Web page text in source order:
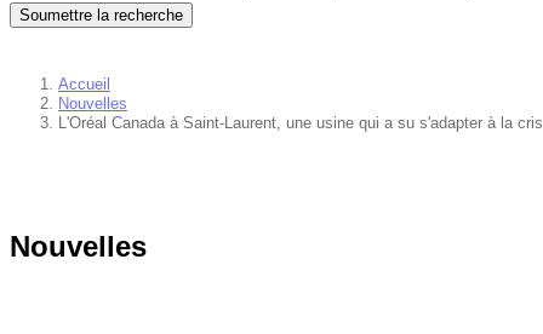
Soumettre la recherche
Accueil
Nouvelles
L'Oréal Canada à Saint-Laurent, une usine qui a su s'adapter à la
Nouvelles